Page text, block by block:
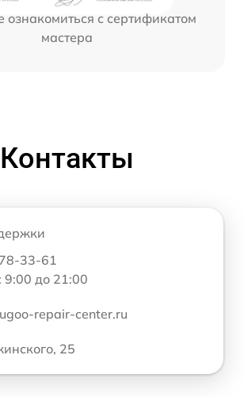
ознакомиться с сертификатом
мастера
Контакты
33-61
9:00 до 21:00
repair-center.ru
25